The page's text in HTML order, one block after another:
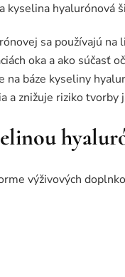
kyselina hyalurónová
sa používajú
oka a ako súčasť
báze kyseliny
a znižuje riziko tvorby
výživových